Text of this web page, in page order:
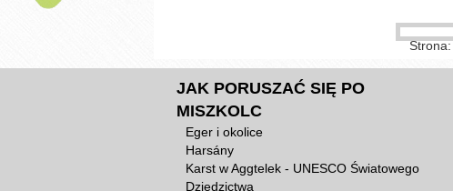
Strona:
JAK PORUSZAĆ SIĘ PO
MISZKOLC
Eger i okolice
Harsány
Karst w Aggtelek - UNESCO Światowego
Dziedzictwa